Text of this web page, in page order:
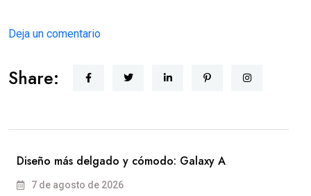
Deja un comentario
Share:
Diseño más delgado y cómodo: Galaxy A
7 de agosto de 2026